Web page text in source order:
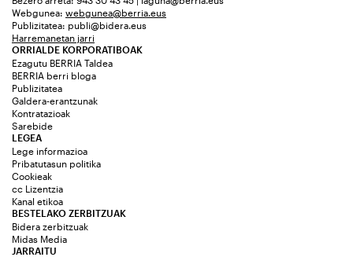
Webgunea: webgunea@berria.eus
Publizitatea: publi@bidera.eus
Harremanetan jarri
ORRIALDE KORPORATIBOAK
Ezagutu BERRIA Taldea
BERRIA berri bloga
Publizitatea
Galdera-erantzunak
Kontratazioak
Sarebide
JARRAITU
LEGEA
Lege informazioa
Pribatutasun politika
Cookieak
cc Lizentzia
Kanal etikoa
BESTELAKO ZERBITZUAK
Bidera zerbitzuak
Midas Media